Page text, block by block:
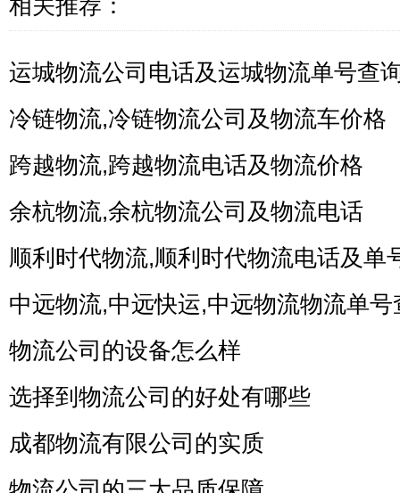
相关推荐：
运城物流公司电话及运城物流单号查
冷链物流,冷链物流公司及物流车价格
跨越物流,跨越物流电话及物流价格
余杭物流,余杭物流公司及物流电话
顺利时代物流,顺利时代物流电话及单
中远物流,中远快运,中远物流物流单号
物流公司的设备怎么样
选择到物流公司的好处有哪些
成都物流有限公司的实质